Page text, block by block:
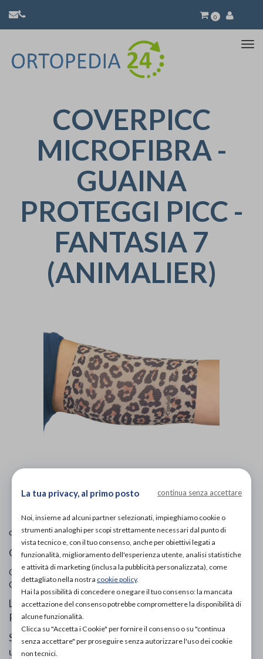
0
COVERPICC
MICROFIBRA -
GUAINA
PROTEGGI PICC -
FANTASIA 7
(ANIMALIER)
L'immagine è puramente indicativa
e potrebbe non
rispecchiare appieno le caratteristiche del prodotto.
di IF Medical - Linphelle
Guanto palmare
Codice OTGP:IF4KY16565| Riferimento produttore:20023
Categoria:Prodotti ortopedici»
Linphelle Coverpicc è una fascia destinata a pazienti con
PICC.
Si tratta di una guaina in microfibra realizzata in Q-Skin,
un tessuto tecnologicamente avanzato anallergico,
La tua privacy, al primo posto continua senza accettare
Noi, insieme ad alcuni partner selezionati, impieghiamo cookie o
strumenti analoghi per scopi strettamente necessari dal punto di
vista tecnico e, con il tuo consenso, anche per obiettivi legati a
funzionalità, miglioramento dell'esperienza utente, analisi statistiche
e attività di marketing (inclusa la pubblicità personalizzata), come
dettagliato nella nostra cookie policy.
Hai la possibilità di concedere o negare il tuo consenso: la mancata
accettazione del consenso potrebbe compromettere la disponibilità di
alcune funzionalità.
Clicca su "Accetta i Cookie" per fornire il consenso o su "continua
senza accettare" per proseguire senza autorizzare l'uso dei cookie
non tecnici.